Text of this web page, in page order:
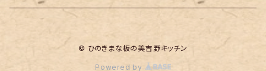
© ひのきまな板の美吉野キッチン
Powered by